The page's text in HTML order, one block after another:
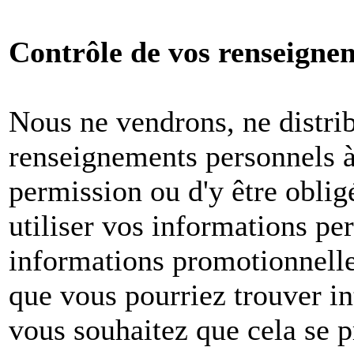
Contrôle de vos
Nous ne vendrons, ne
renseignements
permission ou d'y être
utiliser vos informations
informations
que vous pourriez trouver
vous souhaitez que cela se